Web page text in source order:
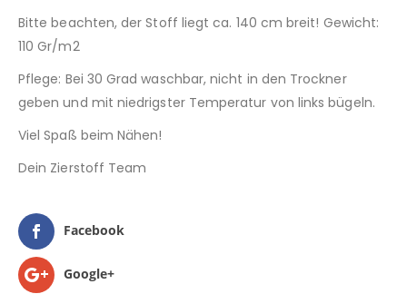
Bitte beachten, der Stoff liegt ca. 140 cm breit! Gewicht:
110 Gr/m2
Pflege: Bei 30 Grad waschbar, nicht in den Trockner
geben und mit niedrigster Temperatur von links bügeln.
Viel Spaß beim Nähen!
Dein Zierstoff Team
Facebook
Google+